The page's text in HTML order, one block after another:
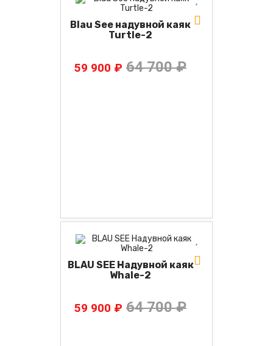
Blau See надувной каяк
Turtle-2
59 900 ₽ 64 700 ₽
BLAU SEE Надувной каяк
Whale-2
59 900 ₽ 64 700 ₽